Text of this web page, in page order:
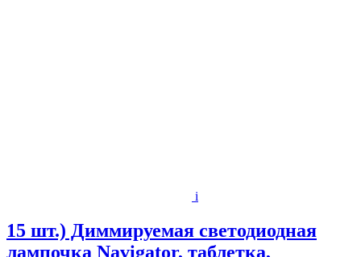
i
15 шт.) Диммируемая светодиодная
лампочка Navigator, таблетка,